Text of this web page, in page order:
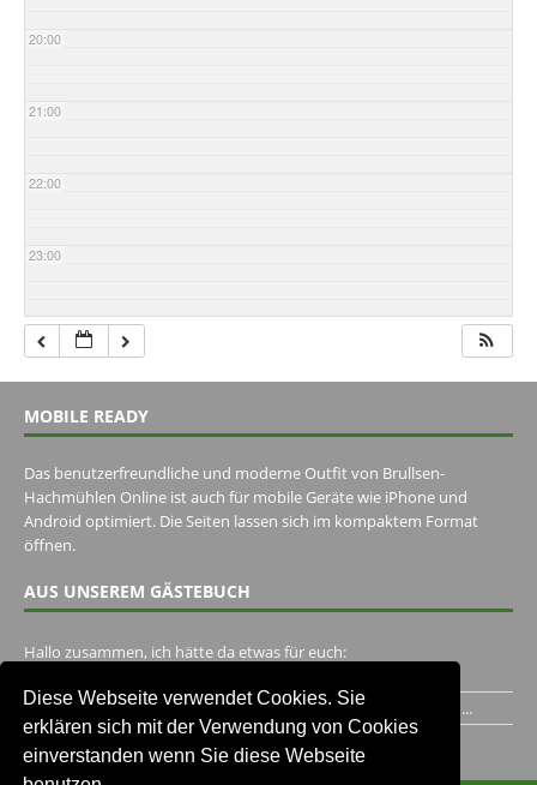
Diese Webseite verwendet Cookies. Sie
erklären sich mit der Verwendung von Cookies
einverstanden wenn Sie diese Webseite
20:00
21:00
22:00
23:00
MOBILE READY
Das benutzerfreundliche und moderne Outfit von Brullsen-
Hachmühlen Online ist auch für mobile Geräte wie iPhone und
Android optimiert. Die Seiten lassen sich im kompaktem Format
öffnen.
AUS UNSEREM GÄSTEBUCH
Hallo zusammen, ich hätte da etwas für euch:
Ich habe ein Jahr im Gasthaus Hugo Pape verbracht..Habe ihn...
Unser Gästebuch besuchen